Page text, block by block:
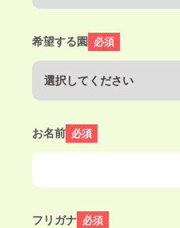
希望する園 必須
お名前 必須
フリガナ 必須